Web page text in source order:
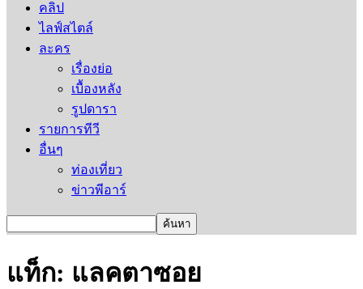
คลิป
ไลฟ์สไตล์
ละคร
เรื่องย่อ
เบื้องหลัง
รูปดารา
รายการทีวี
อื่นๆ
ท่องเที่ยว
ข่าวพีอาร์
แท็ก: แลคตาซอย